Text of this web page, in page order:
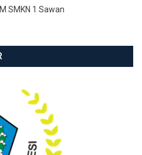
SMKN 1 Sawan